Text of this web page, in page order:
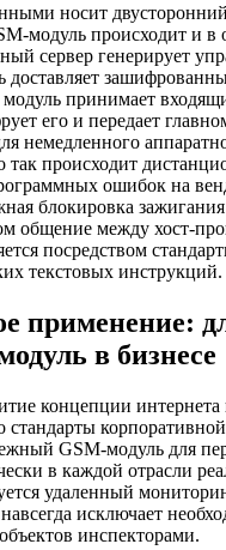
носит
модуль происходит и в
сервер генерирует
доставляет
модуль принимает
его и передает
немедленного
происходит
ошибок на
блокировка
общение между хост-
посредством
текстовых инструкций.
применение:
в бизнесе
концепции
корпоративной
GSM-модуль для
в каждой отрасли
удаленный
исключает
инспекторами.